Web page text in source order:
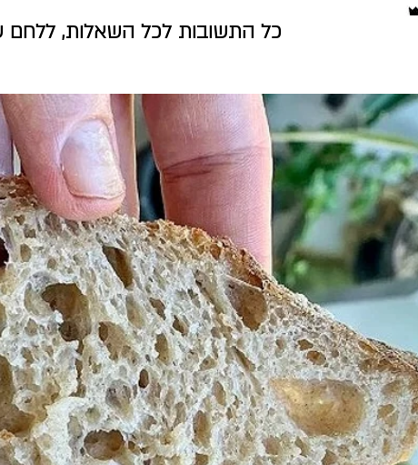
כל התשובות לכל השאלות, ללחם